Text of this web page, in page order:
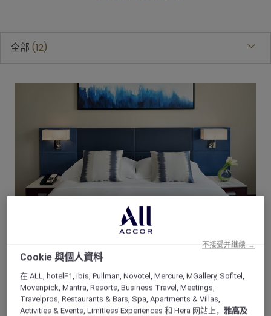
全部 12
高级房（特大床）
浴室配有浴缸，并配有环保的浴室用品。免费提供茶和咖啡器
具，迷你吧包括酒精和非酒精饮品。
Cookie 與個人資料
在 ALL, hotelF1, ibis, Pullman, Novotel, Mercure, MGallery, Sofitel,
Movenpick, Mantra, Resorts, Business Travel, Meetings,
Travelpros, Restaurants & Bars, Spa, Apartments & Villas,
Activities & Events, Limitless Experiences 和 Hera 网站上，雅高及
不接受并继续 →